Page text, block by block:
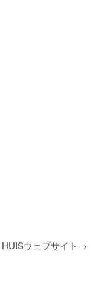
HUISウェブサイト→